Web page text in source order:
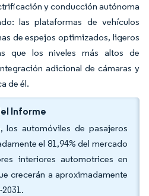
y conducción autónoma
las plataformas de vehículos
de espejos optimizados, ligeros
que los niveles más altos de
adicional de cámaras y
de él.
Informe
los automóviles de pasajeros
el 81,94% del mercado
interiores automotrices en
crecerán a aproximadamente
2031.